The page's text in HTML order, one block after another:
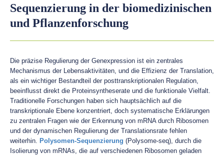
Sequenzierung in der biomedizinischen
und Pflanzenforschung
Die präzise Regulierung der Genexpression ist ein zentrales
Mechanismus der Lebensaktivitäten, und die Effizienz der Translation,
als ein wichtiger Bestandteil der posttranskriptionalen Regulation,
beeinflusst direkt die Proteinsyntheserate und die funktionale Vielfalt.
Traditionelle Forschungen haben sich hauptsächlich auf die
transkriptionale Ebene konzentriert, doch systematische Erklärungen
zu zentralen Fragen wie der Erkennung von mRNA durch Ribosomen
und der dynamischen Regulierung der Translationsrate fehlen
weiterhin. Polysomen-Sequenzierung (Polysome-seq), durch die
Isolierung von mRNAs, die auf verschiedenen Ribosomen geladen